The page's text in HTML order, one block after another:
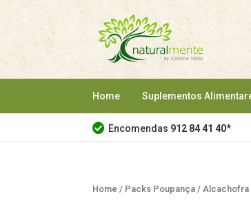
Home Suplementos
Encomendas 912 84 41 40*
Home / Packs Poupança / Alcachofra